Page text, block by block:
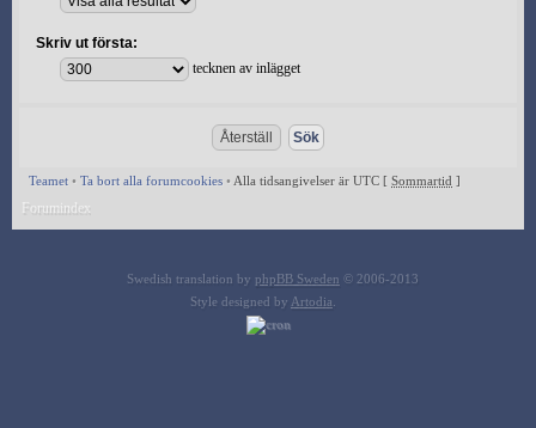
Skriv ut första:
tecknen av inlägget
Teamet • Ta bort alla forumcookies • Alla tidsangivelser är UTC [ Sommartid ]
Forumindex
Swedish translation by phpBB Sweden © 2006-2013
Style designed by Artodia